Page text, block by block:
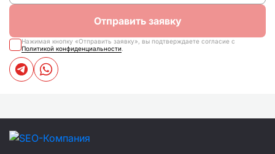
Отправить заявку
Нажимая кнопку «Отправить заявку», вы подтверждаете согласие с
Политикой конфиденциальности